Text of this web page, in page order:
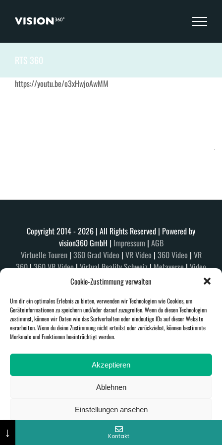
Cookie-Zustimmung verwalten
Um dir ein optimales Erlebnis zu bieten, verwenden wir Technologien wie Cookies, um
Geräteinformationen zu speichern und/oder darauf zuzugreifen. Wenn du diesen Technologien
zustimmst, können wir Daten wie das Surfverhalten oder eindeutige IDs auf dieser Website
verarbeiten. Wenn du deine Zustimmung nicht erteilst oder zurückziehst, können bestimmte
Merkmale und Funktionen beeinträchtigt werden.
Akzeptieren
Ablehnen
Einstellungen ansehen
Datenschutzerklärung
Inhalt
RTS 360
https://youtu.be/o3xHwjoAwMM
Copyright 2014 -2026 | All Rights Reserved | Powered by
vision360 GmbH | Impressum | AGB
Virtuelle Touren| 360 Grad Video | VR Video | 360 Video | VR
360|360 VR Video|Virtual Reality Schweiz|Metaverse|Video
Production|ABOUT US|
↓ Kontakt